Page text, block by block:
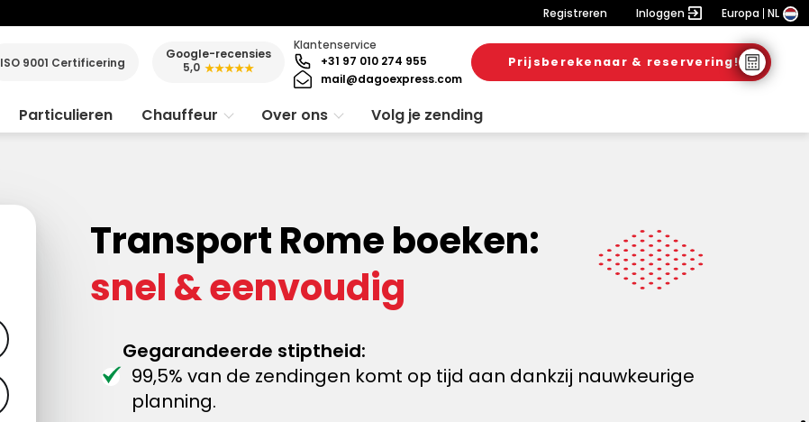
Registreren Inloggen Europa NL
ISO 9001 Certificering
Google-recensies
5,0 ★★★★★
Klantenservice
+31 97 010 274 955
mail@dagoexpress.com
Prijsberekenaar & reservering!
Particulieren Chauffeur Over ons Volg je zending
Transport Rome boeken:
snel & eenvoudig
Gegarandeerde stiptheid:
99,5% van de zendingen komt op tijd aan dankzij nauwkeurige
planning.